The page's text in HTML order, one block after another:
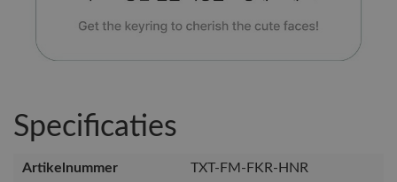
Specificaties
Artikelnummer
TXT-FM-FKR-HNR